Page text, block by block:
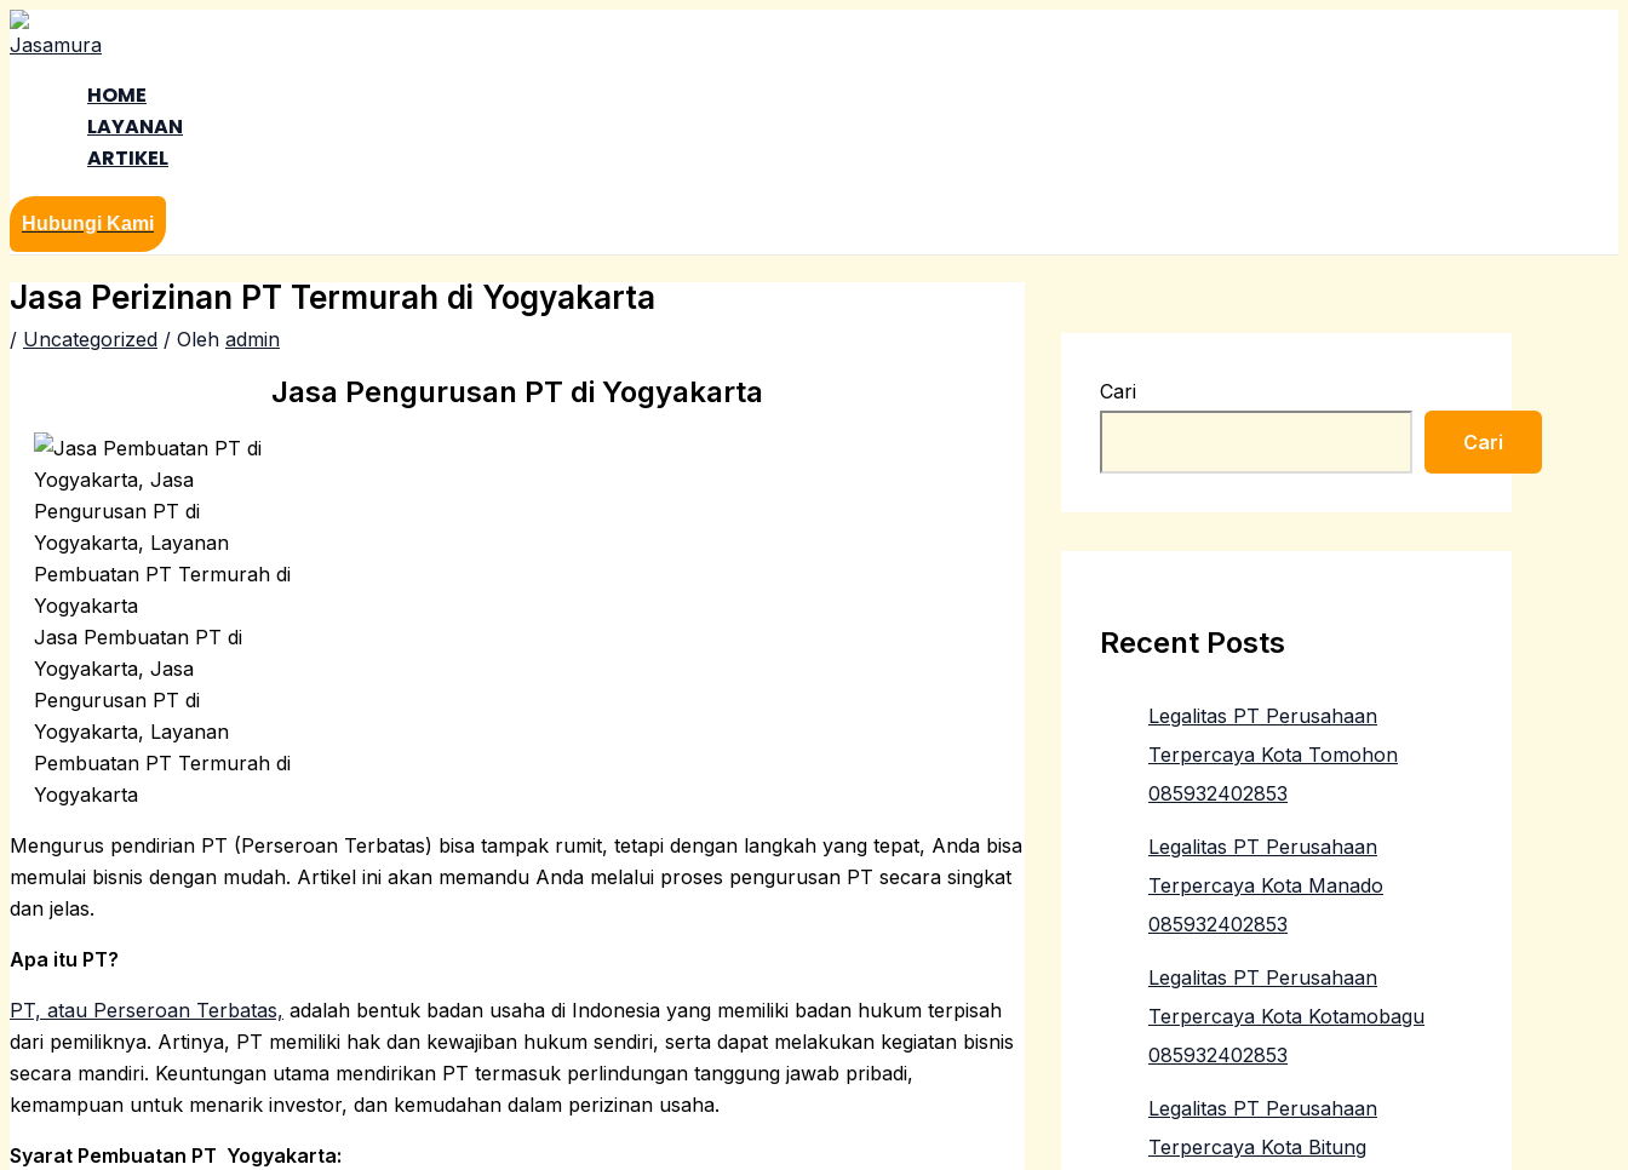
Lewati
ke
HOME
LAYANAN
ARTIKEL
Hubungi Kami
Jasa Perizinan PT Termurah di Yogyakarta
/ Uncategorized / Oleh admin
Jasa Pengurusan PT di Yogyakarta
Jasa Pembuatan PT di
Yogyakarta, Jasa
Pengurusan PT di
Yogyakarta, Layanan
Pembuatan PT Termurah di
Yogyakarta
Mengurus pendirian PT (Perseroan Terbatas) bisa tampak rumit, tetapi dengan langkah yang tepat, Anda bisa
memulai bisnis dengan mudah. Artikel ini akan memandu Anda melalui proses pengurusan PT secara singkat
dan jelas.
Apa itu PT?
PT, atau Perseroan Terbatas, adalah bentuk badan usaha di Indonesia yang memiliki badan hukum terpisah
dari pemiliknya. Artinya, PT memiliki hak dan kewajiban hukum sendiri, serta dapat melakukan kegiatan bisnis
secara mandiri. Keuntungan utama mendirikan PT termasuk perlindungan tanggung jawab pribadi,
kemampuan untuk menarik investor, dan kemudahan dalam perizinan usaha.
Syarat Pembuatan PT Yogyakarta:
Cari
Cari
Recent Posts
Legalitas PT Perusahaan
Terpercaya Kota Tomohon
085932402853
Legalitas PT Perusahaan
Terpercaya Kota Manado
085932402853
Legalitas PT Perusahaan
Terpercaya Kota Kotamobagu
085932402853
Legalitas PT Perusahaan
Terpercaya Kota Bitung